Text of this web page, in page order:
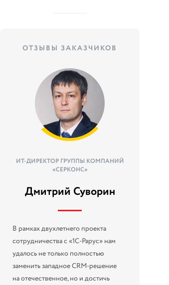
ОТЗЫВЫ ЗАКАЗЧИКОВ
ИТ-ДИРЕКТОР ГРУППЫ КОМПАНИЙ
«СЕРКОНС»
Дмитрий Суворин
В рамках двухлетнего проекта
сотрудничества с «1С-Рарус» нам
удалось не только полностью
заменить западное CRM-решение
на отечественное, но и достичь